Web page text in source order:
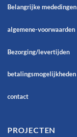
Belangrijke mededingen
algemene-voorwaarden
Bezorging/levertijden
betalingsmogelijkheden
contact
PROJECTEN